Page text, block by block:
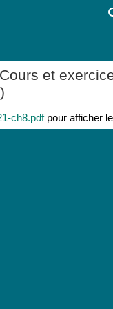
et
ch8.pdfpour afficher